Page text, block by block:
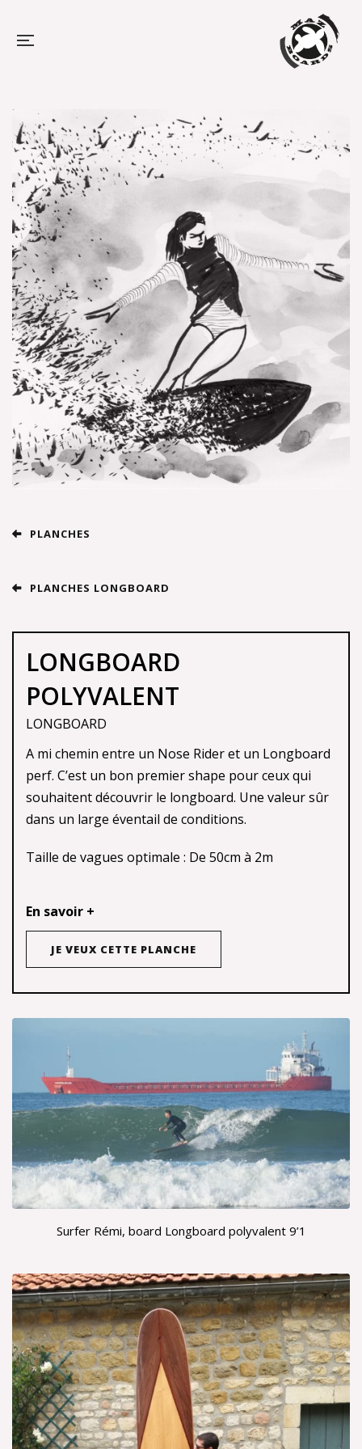
PLANCHES
PLANCHES LONGBOARD
LONGBOARD
POLYVALENT
LONGBOARD
A mi chemin entre un Nose Rider et un Longboard
perf. C’est un bon premier shape pour ceux qui
souhaitent découvrir le longboard. Une valeur sûr
dans un large éventail de conditions.
Taille de vagues optimale : De 50cm à 2m
En savoir +
JE VEUX CETTE PLANCHE
Surfer Rémi, board Longboard polyvalent 9’1